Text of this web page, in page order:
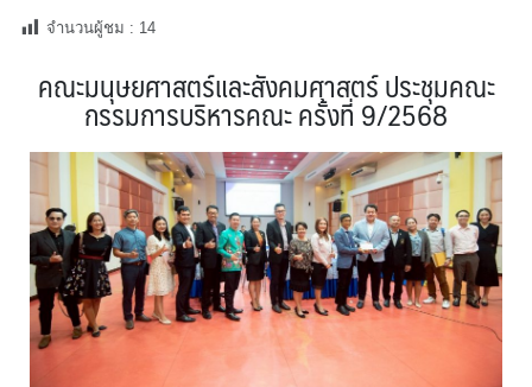
จำนวนผู้ชม : 14
คณะมนุษยศาสตร์และสังคมศาสตร์ ประชุมคณะ
กรรมการบริหารคณะ ครั้งที่ 9/2568